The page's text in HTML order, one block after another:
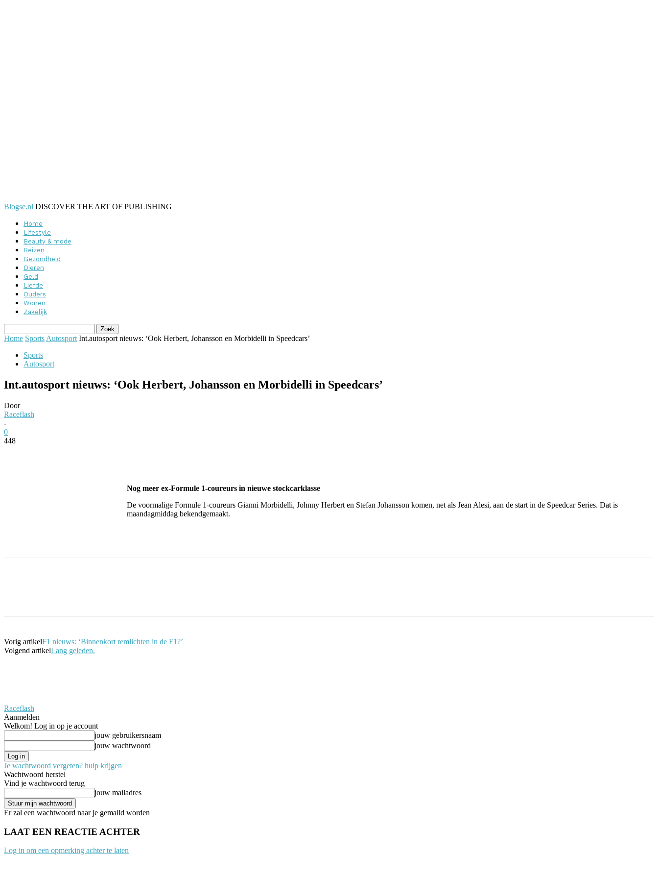
Blogse.nl DISCOVER THE ART OF PUBLISHING
Home
Lifestyle
Beauty & mode
Reizen
Gezondheid
Dieren
Geld
Liefde
Ouders
Wonen
Zakelijk
Home Sports Autosport Int.autosport nieuws: ‘Ook Herbert, Johansson en Morbidelli in Speedcars’
Sports
Autosport
Int.autosport nieuws: ‘Ook Herbert, Johansson en Morbidelli in Speedcars’
Door
Raceflash
-
0
448
Nog meer ex-Formule 1-coureurs in nieuwe stockcarklasse
De voormalige Formule 1-coureurs Gianni Morbidelli, Johnny Herbert en Stefan Johansson komen, net als Jean Alesi, aan de start in de Speedcar Series. Dat is
maandagmiddag bekendgemaakt.
Vorig artikelF1 nieuws: ‘Binnenkort remlichten in de F1?’
Volgend artikelLang geleden.
Raceflash
Aanmelden
Welkom! Log in op je account
jouw gebruikersnaam
jouw wachtwoord
Je wachtwoord vergeten? hulp krijgen
Wachtwoord herstel
Vind je wachtwoord terug
jouw mailadres
Er zal een wachtwoord naar je gemaild worden
LAAT EEN REACTIE ACHTER
Log in om een opmerking achter te laten